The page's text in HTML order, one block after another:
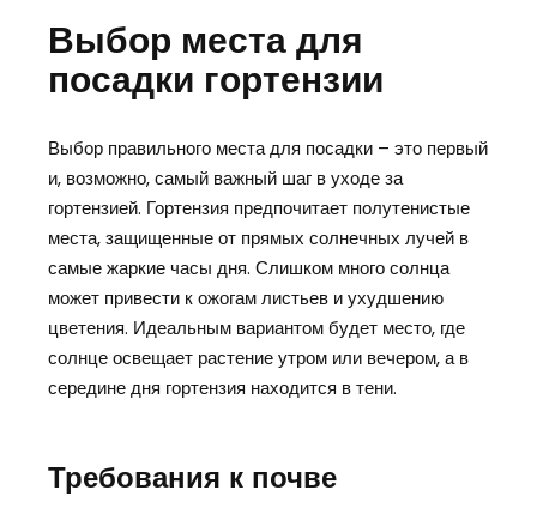
Выбор места для
посадки гортензии
Выбор правильного места для посадки – это первый
и, возможно, самый важный шаг в уходе за
гортензией. Гортензия предпочитает полутенистые
места, защищенные от прямых солнечных лучей в
самые жаркие часы дня. Слишком много солнца
может привести к ожогам листьев и ухудшению
цветения. Идеальным вариантом будет место, где
солнце освещает растение утром или вечером, а в
середине дня гортензия находится в тени.
Требования к почве